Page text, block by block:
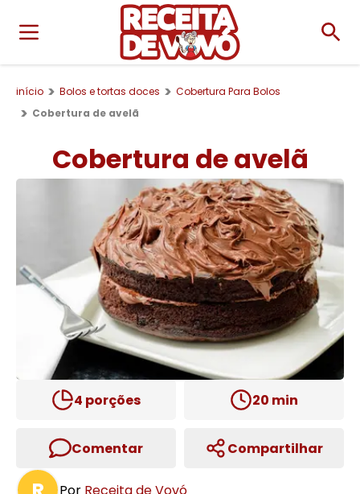
início Bolos e tortas doces
Cobertura Para Bolos
Cobertura de avelã
Cobertura de avelã
4 porções 20 min
Comentar Compartilhar
Por Receita de Vovó